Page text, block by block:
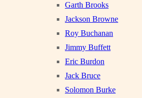
Garth Brooks
Jackson Browne
Roy Buchanan
Jimmy Buffett
Eric Burdon
Jack Bruce
Solomon Burke